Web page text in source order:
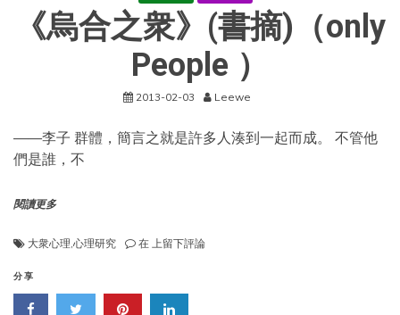
《烏合之衆》(書摘)（only
People ）
2013-02-03 Leewe
——李子 群體，簡言之就是許多人湊到一起而成。 不管他
們是誰，不
閱讀更多
大衆心理,心理研究 在 《烏
衆》
(書
上留下評論
分享